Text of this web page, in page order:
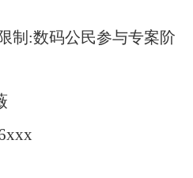
制:数码公民参与专案阶